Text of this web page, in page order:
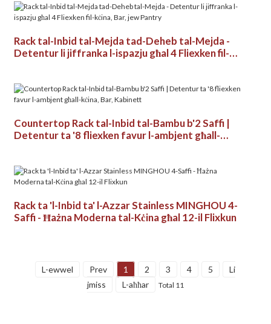
Rack tal-Inbid tal-Mejda tad-Deheb tal-Mejda -
Detentur li jiffranka l-ispazju għal 4 Fliexken fil-
Countertop Rack tal-Inbid tal-Bambu b'2 Saffi |
Detentur ta '8 fliexken favur l-ambjent għall-
Rack ta 'l-Inbid ta' l-Azzar Stainless MINGHOU 4-
Saffi - Ħażna Moderna tal-Kċina għal 12-il Flixkun
L-ewwel Prev 1 2 3 4 5
Li
jmiss
L-aħħar Total 11